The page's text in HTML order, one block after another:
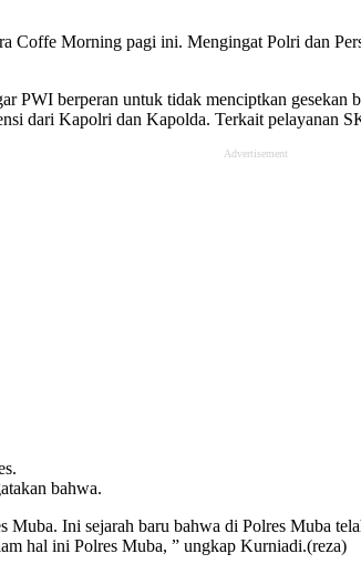
Coffe Morning pagi ini. Mengingat Polri dan
PWI berperan untuk tidak menciptkan gesekan
dari Kapolri dan Kapolda. Terkait
Advertisement
bahwa.
Ini sejarah baru bahwa di Polres Muba
hal ini Polres Muba, ” ungkap Kurniadi.(reza)